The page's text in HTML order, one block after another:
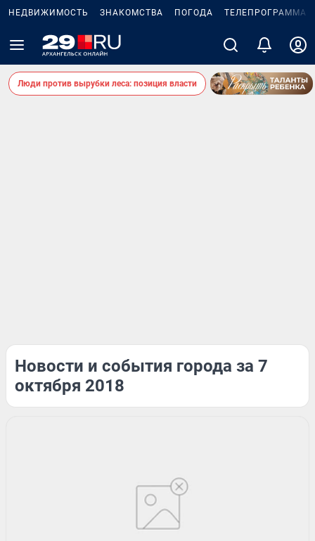
НЕДВИЖИМОСТЬ ЗНАКОМСТВА ПОГОДА ТЕЛЕПРОГРАММА
Люди против вырубки леса: позиция власти
Новости и события города за 7
октября 2018